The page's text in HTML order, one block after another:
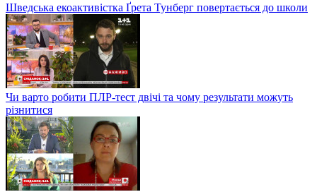
Шведська екоактивістка Ґрета Тунберг повертається до школи
Чи варто робити ПЛР-тест двічі та чому результати можуть
різнитися